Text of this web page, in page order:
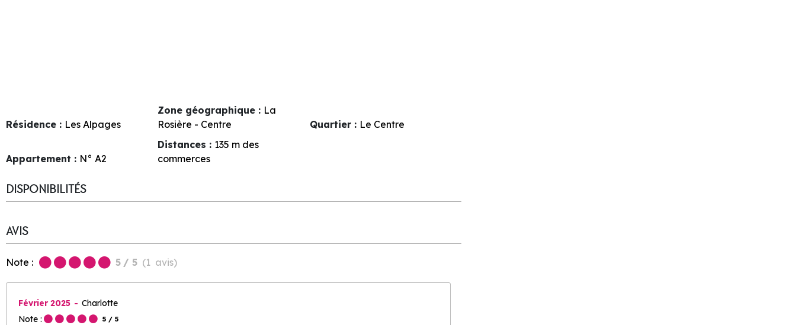
Résidence : Les Alpages
Zone géographique : La
Rosière - Centre
Quartier : Le Centre
Appartement : N° A2
Distances : 135 m des
commerces
DISPONIBILITÉS
AVIS
Note : 5 / 5 (1 avis)
Février 2025
Charlotte
Note :
5 / 5